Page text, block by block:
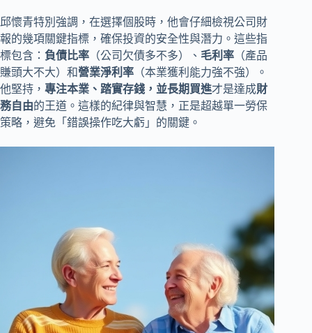
邱懷青特別強調，在選擇個股時，他會仔細檢視公司財
報的幾項關鍵指標，確保投資的安全性與潛力。這些指
標包含： 負債比率 （公司欠債多不多）、 毛利率 （產品
賺頭大不大）和營業淨利率 （本業獲利能力強不強）。
他堅持， 專注本業、踏實存錢，並長期買進才是達成財
務自由的王道。這樣的紀律與智慧，正是超越單一勞保
策略，避免「錯誤操作吃大虧」的關鍵。